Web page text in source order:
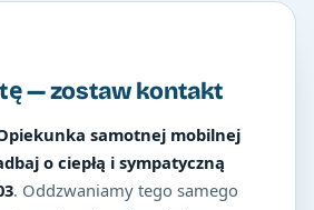
— zostaw kontakt
samotnej mobilnej
o ciepłą i sympatyczną
. Oddzwaniamy tego samego